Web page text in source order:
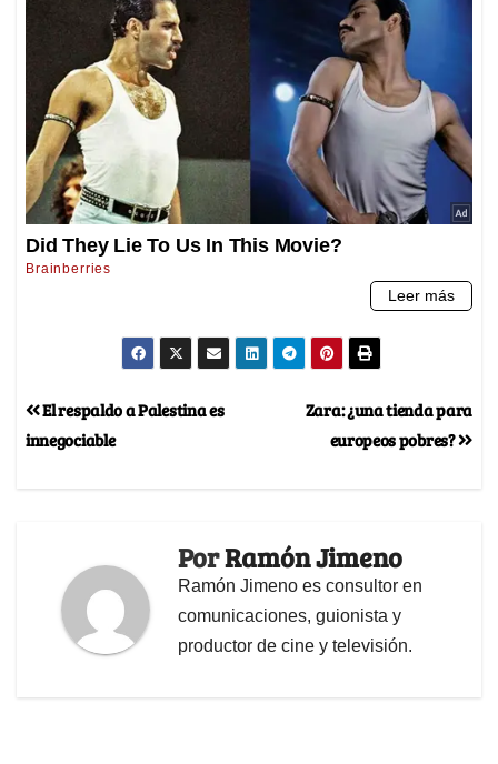
Zara: ¿una tienda para
europeos pobres?
El respaldo a Palestina es
innegociable
PorRamón Jimeno
Ramón Jimeno es consultor en
comunicaciones, guionista y
productor de cine y televisión.